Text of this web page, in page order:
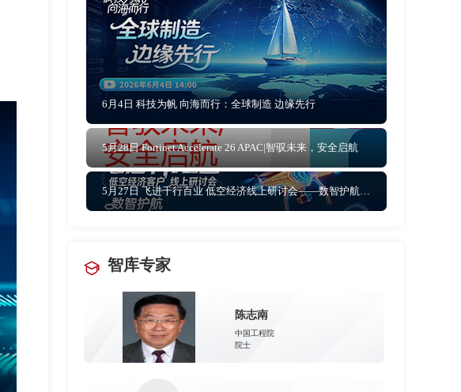
6月4日 科技为帆 向海而行：全球制造 边缘先行
5月28日 Fortinet Accelerate 26 APAC|智驭未来，安全启航
5月27日 飞进千行百业 低空经济线上研讨会——数智护航 让低空文旅从“网红”到“长红”
智库专家
陈志南
中国工程院
院士